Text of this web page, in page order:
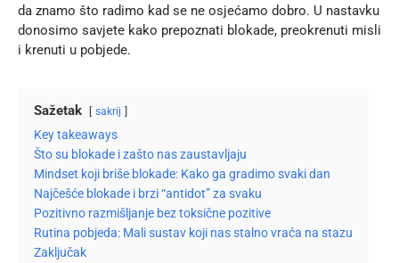
da znamo što radimo kad se ne osjećamo dobro. U nastavku
donosimo savjete kako prepoznati blokade, preokrenuti misli
i krenuti u pobjede.
Sažetak sakrij
Key takeaways
Što su blokade i zašto nas zaustavljaju
Mindset koji briše blokade: Kako ga gradimo svaki dan
Najčešće blokade i brzi “antidot” za svaku
Pozitivno razmišljanje bez toksične pozitive
Rutina pobjeda: Mali sustav koji nas stalno vraća na stazu
Zaključak